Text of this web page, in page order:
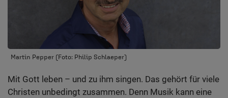
Martin Pepper (Foto: Philip Schlaeper)
Mit Gott leben – und zu ihm singen. Das gehört für viele
Christen unbedingt zusammen. Denn Musik kann eine